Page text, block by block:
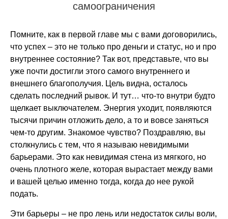
самоограничения
Помните, как в первой главе мы с вами договорились,
что успех – это не только про деньги и статус, но и про
внутреннее состояние? Так вот, представьте, что вы
уже почти достигли этого самого внутреннего и
внешнего благополучия. Цель видна, осталось
сделать последний рывок. И тут… что-то внутри будто
щелкает выключателем. Энергия уходит, появляются
тысячи причин отложить дело, а то и вовсе заняться
чем-то другим. Знакомое чувство? Поздравляю, вы
столкнулись с тем, что я называю невидимыми
барьерами. Это как невидимая стена из мягкого, но
очень плотного желе, которая вырастает между вами
и вашей целью именно тогда, когда до нее рукой
подать.
Эти барьеры – не про лень или недостаток силы воли,